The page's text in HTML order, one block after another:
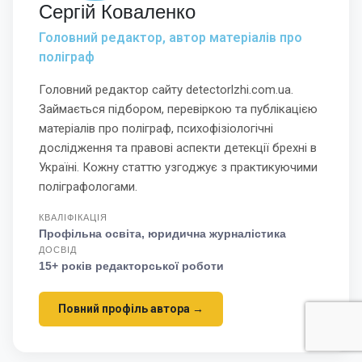
стандартизовані. За умови дотримання протоколу
точність методу становить 95–98 %.
від кваліфікації поліграфолога, якості апаратури,
підготовленості обстежуваного та коректності
формулювань запитань. В ідеальних умовах
цифри вищі, в реальних — трохи нижчі. Саме тому
економити на виборі фахівця — погана ідея:
неправильно складений опитувальник або
пропущений артефакт протидії можуть знецінити
весь тест.
У яких ситуаціях перевірка
на детекторі брехні дійсно
Сергій Коваленко
Головний редактор, автор матеріалів про
поліграф
Головний редактор сайту detectorlzhi.com.ua.
Займається підбором, перевіркою та публікацією
матеріалів про поліграф, психофізіологічні
дослідження та правові аспекти детекції брехні в
Україні. Кожну статтю узгоджує з практикуючими
поліграфологами.
КВАЛІФІКАЦІЯ
Профільна освіта, юридична журналістика
ДОСВІД
15+ років редакторської роботи
Повний профіль автора →